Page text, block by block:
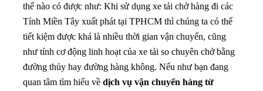
thể nào có được như: Khi sử dụng xe tải chở hàng đi các
Tỉnh Miền Tây xuất phát tại TPHCM thì chúng ta có thể
tiết kiệm được khá là nhiều thời gian vận chuyển, cũng
như tính cơ động linh hoạt của xe tải so chuyên chở bằng
đường thủy hay đường hàng không. Nếu như bạn đang
quan tâm tìm hiểu về dịch vụ vận chuyển hàng từ